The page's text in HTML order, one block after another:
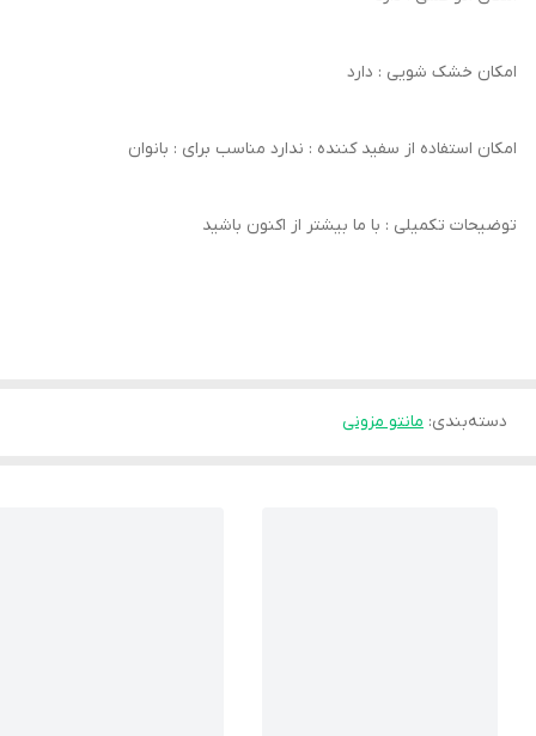
امکان خشک‌ شویی : دارد
امکان استفاده از سفید کننده : ندارد مناسب برای : بانوان
توضیحات تکمیلی : با ما بیشتر از اکنون باشید
دسته‌بندی: مانتو مزونی